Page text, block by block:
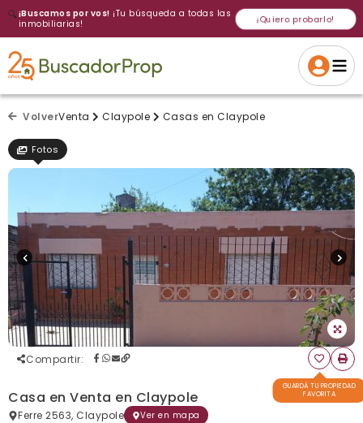
🔍¡Buscamos por vos! ¡Tu búsqueda a todas las
inmobiliarias!
¡Quiero probarlo!
Cancelar Si, eliminar
Gracias
Volver a intentar
VolverVenta Claypole Casas en Claypole
Fotos
Compartir:
GUARDÁ TU PROPIEDAD
FAVORITA
Casa en Venta en Claypole
Ferre 2563, Claypole Ver en mapa